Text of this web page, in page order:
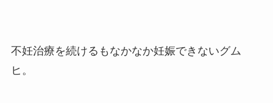
不妊治療を続けるもなかなか妊娠できないグム
ヒ。